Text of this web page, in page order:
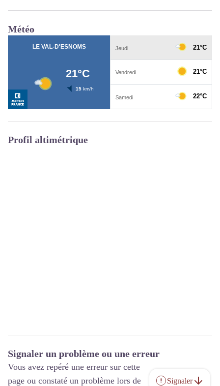
Météo
Profil altimétrique
Signaler un problème ou une erreur
Vous avez repéré une erreur sur cette
page ou constaté un problème lors de
Signaler